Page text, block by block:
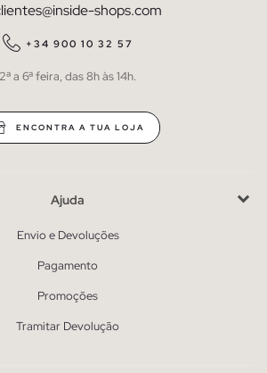
shops.com
+34 900 10 32 57
2ª a 6ª feira, das 8h às 14h.
ENCONTRA A TUA LOJA
Ajuda
Envio e Devoluções
Pagamento
Promoções
Tramitar Devolução